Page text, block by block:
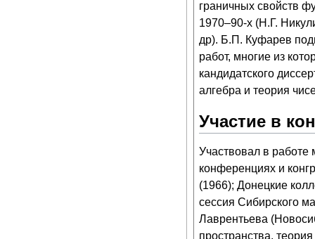
граничных свойств
1970–90-х (Н.Г.
др). Б.П. Куфарев
работ, многие из
кандидатского
алгебра и теория
Участие в
Участвовал в работе
конференциях и
(1966); Донецкие
сессия Сибирского
Лаврентьева
пространства,